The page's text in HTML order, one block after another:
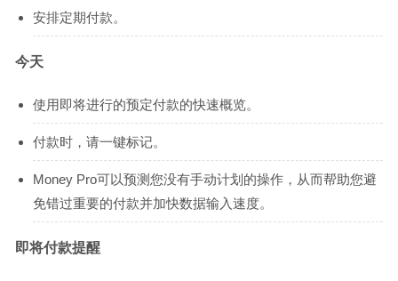
安排定期付款。
今天
使用即将进行的预定付款的快速概览。
付款时，请一键标记。
Money Pro可以预测您没有手动计划的操作，从而帮助您避
免错过重要的付款并加快数据输入速度。
即将付款提醒